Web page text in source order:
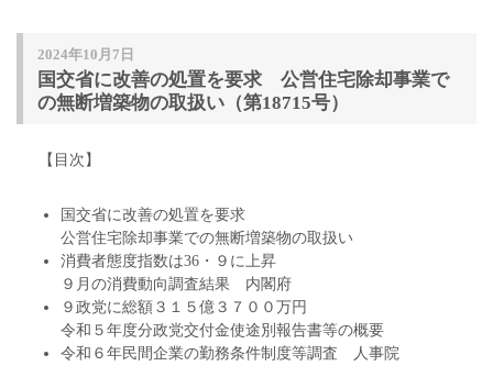
2024年10月7日
国交省に改善の処置を要求 公営住宅除却事業で
の無断増築物の取扱い（第18715号）
【目次】
国交省に改善の処置を要求
公営住宅除却事業での無断増築物の取扱い
消費者態度指数は36・９に上昇
９月の消費動向調査結果 内閣府
９政党に総額３１５億３７００万円
令和５年度分政党交付金使途別報告書等の概要
令和６年民間企業の勤務条件制度等調査 人事院